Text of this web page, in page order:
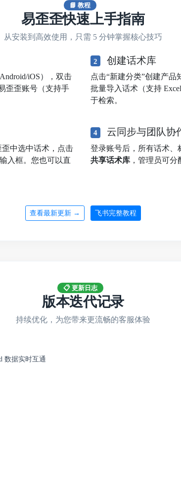
📘 教程
易歪歪快速上手指南
从安装到高效使用，只需 5 分钟掌握核心技巧
iOS），双击
歪歪账号（支持手
2 创建话术库
点击“新建分类”创建产
批量导入话术（支持
于检索。
中选中话术，点击
入框。您也可以直
4 云同步与团队协
登录账号后，所有话术、
共享话术库 ，管理员可
查看最新更新 → 飞书完整教程
📋 更新日志
版本迭代记录
持续优化，为您带来更流畅的客服体验
数据实时互通